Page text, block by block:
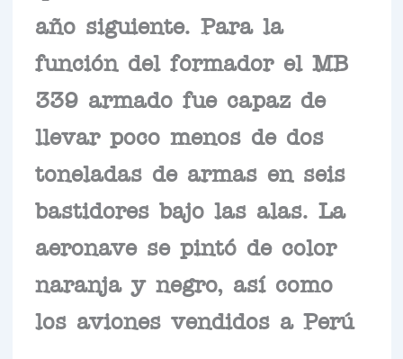
año siguiente. Para la
función del formador el MB
339 armado fue capaz de
llevar poco menos de dos
toneladas de armas en seis
bastidores bajo las alas. La
aeronave se pintó de color
naranja y negro, así como
los aviones vendidos a Perú